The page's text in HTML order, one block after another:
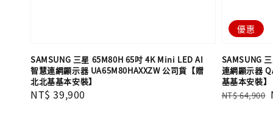
SAMSUNG 三星 65M80H 65吋 4K Mini LED AI
智慧連網顯示器 UA65M80HAXXZW 公司貨【贈
北北基基本安裝】
Regular
NT$ 39,900
優惠
SAMSUNG
連網顯示器
基基本安裝】
Regular
NT$ 64,900